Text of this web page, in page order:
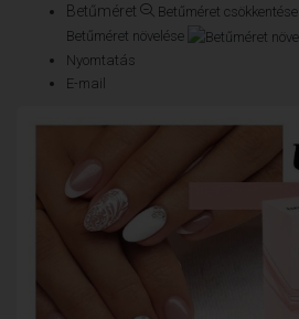
Betűméret
Betűméret csökkentése
Betűméret növelése
Nyomtatás
E-mail